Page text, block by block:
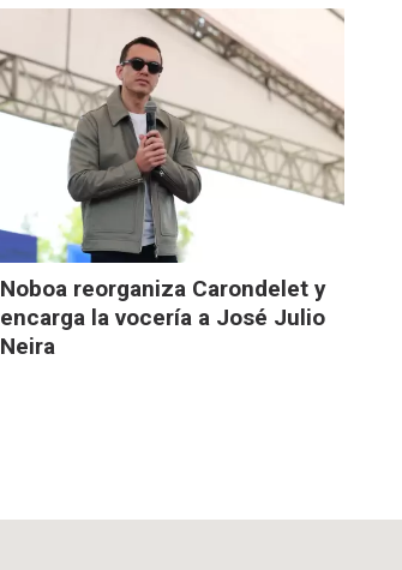
Noboa reorganiza Carondelet y
encarga la vocería a José Julio
Neira